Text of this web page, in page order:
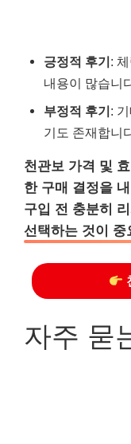
긍정적 후기:
내용이 많습니
부정적 후기:
기도 존재합니
천관보 가격 및
한 구매 결정을
구입 전 충분히
선택하는 것이 중
자주 묻